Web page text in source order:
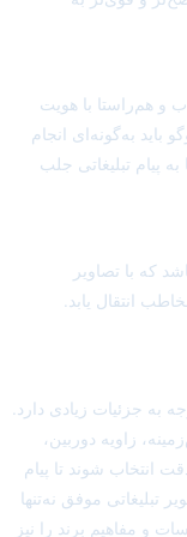
و هم‌راستا با هویت
باید به‌گونه‌ای انجام
پیام تبلیغاتی جلب
که با تصاویر
انتقال یابد.
به جزئیات زیادی دارد.
زاویه دوربین،
انتخاب شوند تا پیام
تبلیغاتی موفق نه‌تنها
و مفاهیم برند را نیز